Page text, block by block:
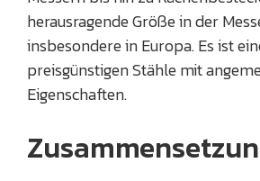
herausragende Größe in der
insbesondere in Europa. Es ist
preisgünstigen Stähle mit
Eigenschaften.